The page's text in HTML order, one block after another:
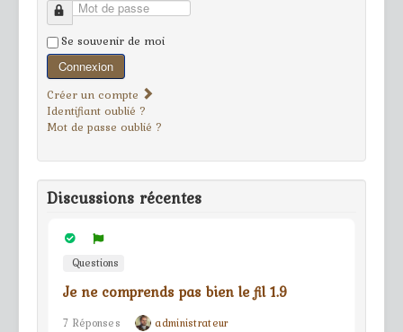
Mot de passe
Se souvenir de moi
Connexion
Créer un compte
Identifiant oublié ?
Mot de passe oublié ?
Discussions récentes
Questions
Je ne comprends pas bien le fil 1.9
7 Réponses
administrateur